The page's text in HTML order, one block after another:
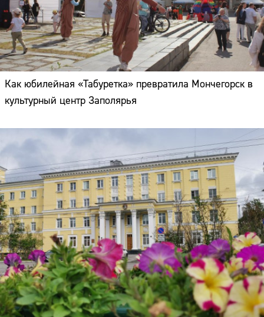
Как юбилейная «Табуретка» превратила Мончегорск в
культурный центр Заполярья